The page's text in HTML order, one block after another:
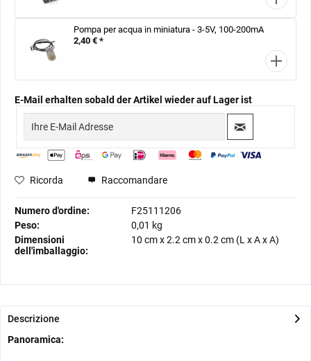
Pompa per acqua in miniatura - 3-5V, 100-200mA
2,40 € *
E-Mail erhalten sobald der Artikel wieder auf Lager ist
Ricorda Raccomandare
Numero d'ordine:
F25111206
Peso:
0,01 kg
Dimensioni
dell'imballaggio:
10 cmx2.2 cmx0.2 cm (L x A x A)
Descrizione
Panoramica: